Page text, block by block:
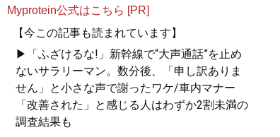
Myprotein公式はこちら [PR]
【今この記事も読まれています】
▶「ふざけるな!」新幹線で“大声通話”を止め
ないサラリーマン。数分後、「申し訳ありま
せん」と小さな声で謝ったワケ/車内マナー
「改善された」と感じる人はわずか2割未満の
調査結果も